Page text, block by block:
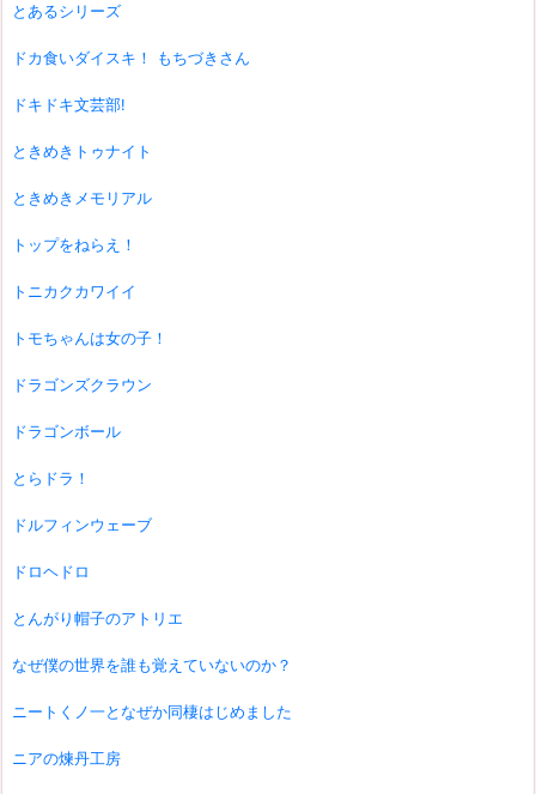
とあるシリーズ
ドカ食いダイスキ！ もちづきさん
ドキドキ文芸部!
ときめきトゥナイト
ときめきメモリアル
トップをねらえ！
トニカクカワイイ
トモちゃんは女の子！
ドラゴンズクラウン
ドラゴンボール
とらドラ！
ドルフィンウェーブ
ドロヘドロ
とんがり帽子のアトリエ
なぜ僕の世界を誰も覚えていないのか？
ニートくノ一となぜか同棲はじめました
ニアの煉丹工房